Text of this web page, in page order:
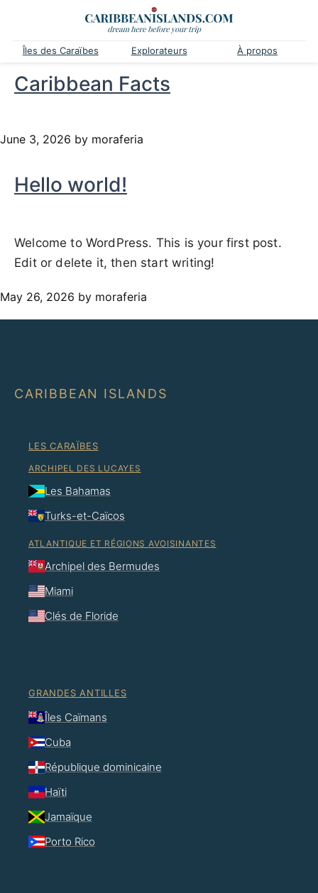
Îles des Caraïbes Explorateurs À propos
Caribbean Facts
June 3, 2026 by moraferia
Hello world!
Welcome to WordPress. This is your first post.
Edit or delete it, then start writing!
May 26, 2026 by moraferia
CARIBBEAN ISLANDS
LES CARAÏBES
ARCHIPEL DES LUCAYES
Les Bahamas
Turks-et-Caïcos
ATLANTIQUE ET RÉGIONS AVOISINANTES
Archipel des Bermudes
Miami
Clés de Floride
GRANDES ANTILLES
Îles Caïmans
Cuba
République dominicaine
Haïti
Jamaïque
Porto Rico